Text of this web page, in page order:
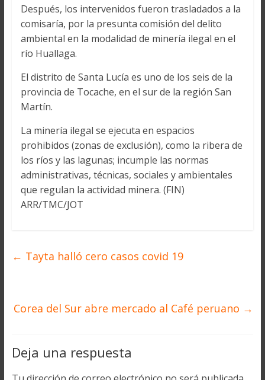
Después, los intervenidos fueron trasladados a la
comisaría, por la presunta comisión del delito
ambiental en la modalidad de minería ilegal en el
río Huallaga.
El distrito de Santa Lucía es uno de los seis de la
provincia de Tocache, en el sur de la región San
Martín.
La minería ilegal se ejecuta en espacios
prohibidos (zonas de exclusión), como la ribera de
los ríos y las lagunas; incumple las normas
administrativas, técnicas, sociales y ambientales
que regulan la actividad minera. (FIN)
ARR/TMC/JOT
← Tayta halló cero casos covid 19
Corea del Sur abre mercado al Café peruano →
Deja una respuesta